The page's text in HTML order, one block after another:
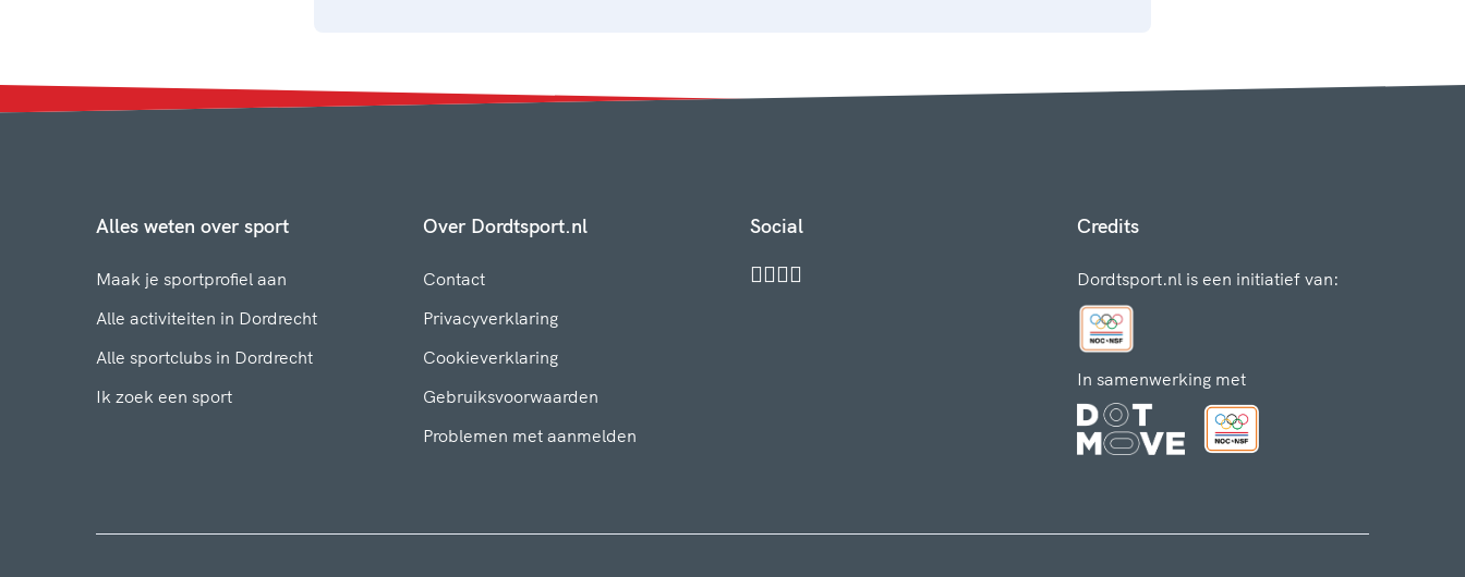
Alles weten over sport
Maak je sportprofiel aan
Alle activiteiten in Dordrecht
Alle sportclubs in Dordrecht
Ik zoek een sport
Over Dordtsport.nl
Contact
Privacyverklaring
Cookieverklaring
Gebruiksvoorwaarden
Problemen met aanmelden
Social Credits
Dordtsport.nl is een initiatief van:
In samenwerking met